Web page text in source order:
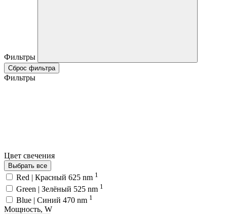
Фильтры
Сброс фильтра
Фильтры
Цвет свечения
Выбрать все
Red | Красный 625 nm 1
Green | Зелёный 525 nm 1
Blue | Синий 470 nm 1
Мощность, W